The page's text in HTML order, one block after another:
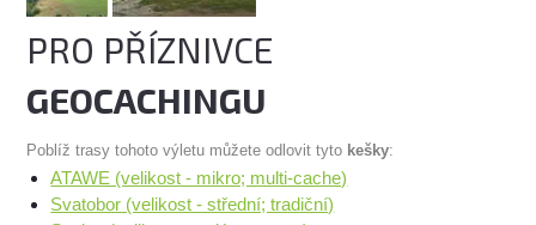
PRO PŘÍZNIVCE
GEOCACHINGU
Poblíž trasy tohoto výletu můžete odlovit tyto kešky:
ATAWE (velikost - mikro; multi-cache)
Svatobor (velikost - střední; tradiční)